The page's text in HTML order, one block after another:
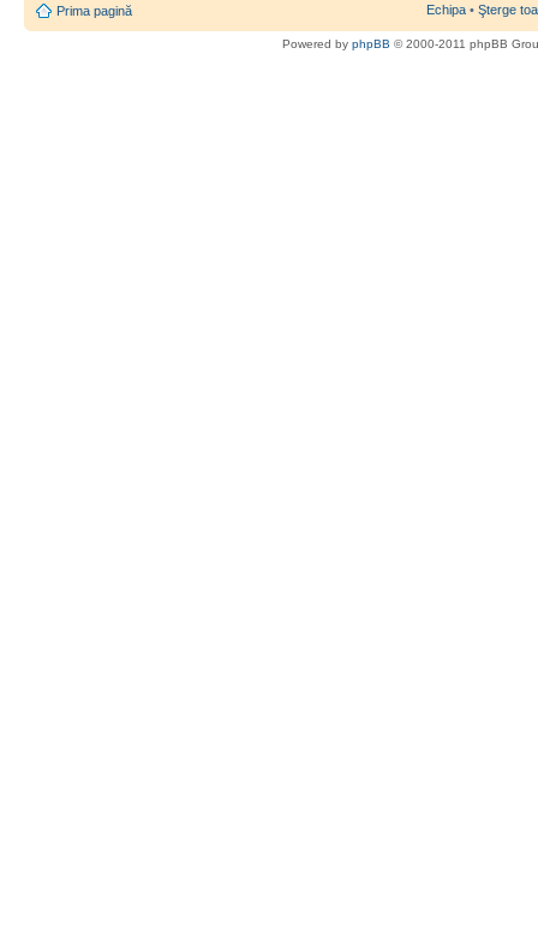
Prima pagină Echipa • Şterge
Powered by phpBB © 2000-2011 phpBB